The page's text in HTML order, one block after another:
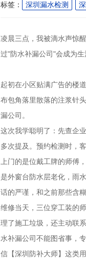
标签： 深圳漏水检测
凌晨三点，我被滴水声惊
过"防水补漏公司"会成为生
起初在小区贴满广告的楼
布包角落里散落的注浆针
漏公司。
这次我学聪明了：先查企
多次提及。预约检测时，
上门的是位戴工牌的师傅
是外窗台防水层老化，雨
话的严谨，和之前那些含
维修当天，三位穿工装的
理了施工垃圾，还主动联
水补漏公司不能图省事，
信【深圳防补大师】这类